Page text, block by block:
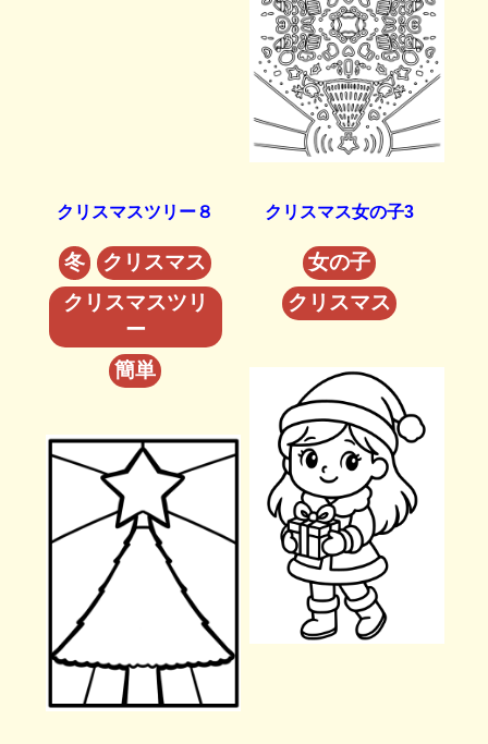
クリスマスツリー８
冬
クリスマス
クリスマスツリ
ー
簡単
クリスマス女の子3
女の子
クリスマス